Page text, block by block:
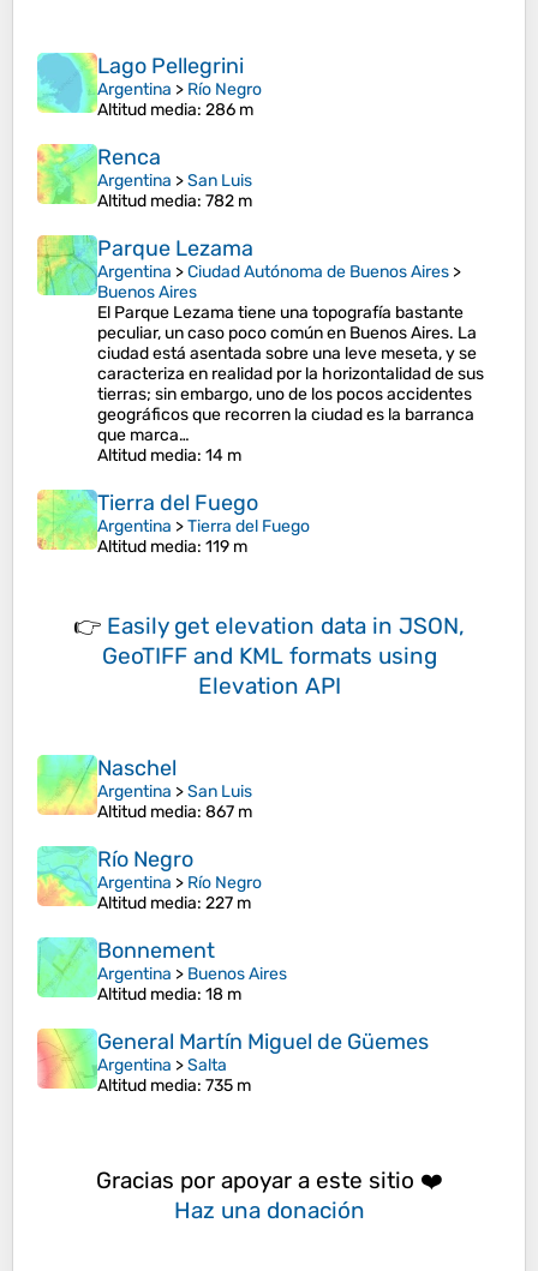
Lago Pellegrini
Argentina > Río Negro
Altitud media: 286 m
Renca
Argentina >San Luis
Altitud media: 782 m
Parque Lezama
Argentina >Ciudad Autónoma de Buenos Aires >
Buenos Aires
El Parque Lezama tiene una topografía bastante
peculiar, un caso poco común en Buenos Aires. La
ciudad está asentada sobre una leve meseta, y se
caracteriza en realidad por la horizontalidad de sus
tierras; sin embargo, uno de los pocos accidentes
geográficos que recorren la ciudad es la barranca
que marca…
Altitud media: 14 m
Tierra del Fuego
Argentina >Tierra del Fuego
Altitud media: 119 m
👉 Easily get elevation data in JSON,
GeoTIFF and KML formats using
Elevation API
Naschel
Argentina >San Luis
Altitud media: 867 m
Río Negro
Argentina > Río Negro
Altitud media: 227 m
Bonnement
Argentina > Buenos Aires
Altitud media: 18 m
General Martín Miguel de Güemes
Argentina >Salta
Altitud media: 735 m
Gracias por apoyar a este sitio ❤️
Haz una donación